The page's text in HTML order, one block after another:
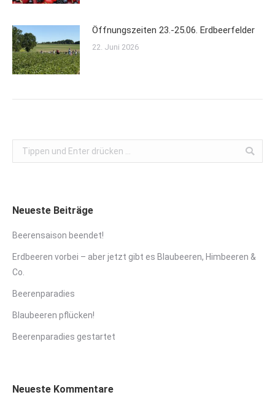
Öffnungszeiten 23.-25.06. Erdbeerfelder
22. Juni 2026
Search:
Neueste Beiträge
Beerensaison beendet!
Erdbeeren vorbei – aber jetzt gibt es Blaubeeren, Himbeeren &
Co.
Beerenparadies
Blaubeeren pflücken!
Beerenparadies gestartet
Neueste Kommentare